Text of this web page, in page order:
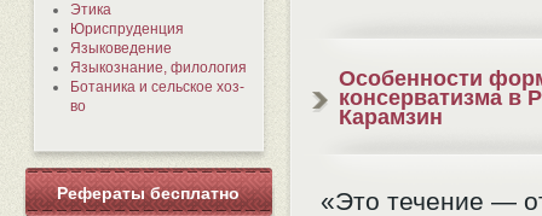
Этика
Юриспруденция
Языковедение
Языкознание, филология
Ботаника и сельское хоз-
во
Рефераты бесплатно
Особенности
консерватизма в
Карамзин
«Это течение —